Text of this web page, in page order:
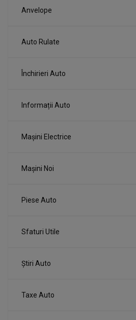
Anvelope
Auto Rulate
Închirieri Auto
Informații Auto
Mașini Electrice
Mașini Noi
Piese Auto
Sfaturi Utile
Știri Auto
Taxe Auto